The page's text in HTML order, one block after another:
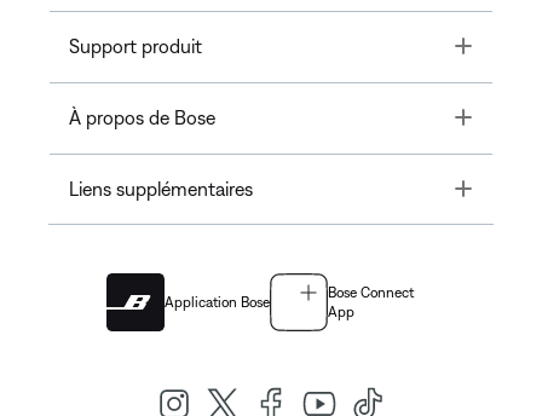
Support produit Toggle
À propos de Bose Toggle
Liens supplémentaires Toggle
Application Bose
Bose Connect
App